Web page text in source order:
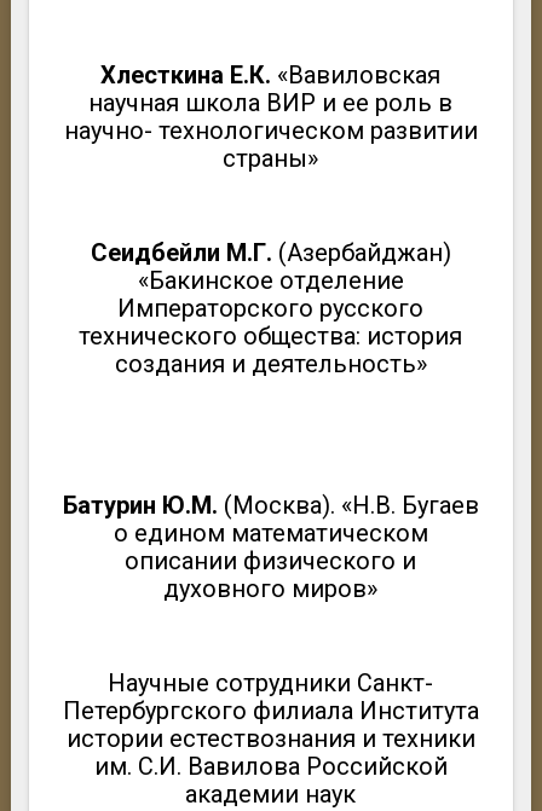
Хлесткина Е.К. «Вавиловская
научная школа ВИР и ее роль в
научно- технологическом развитии
страны»
Сеидбейли М.Г. (Азербайджан)
«Бакинское отделение
Императорского русского
технического общества: история
создания и деятельность»
Батурин Ю.М. (Москва). «Н.В. Бугаев
о едином математическом
описании физического и
духовного миров»
Научные сотрудники Санкт-
Петербургского филиала Института
истории естествознания и техники
им. С.И. Вавилова Российской
академии наук